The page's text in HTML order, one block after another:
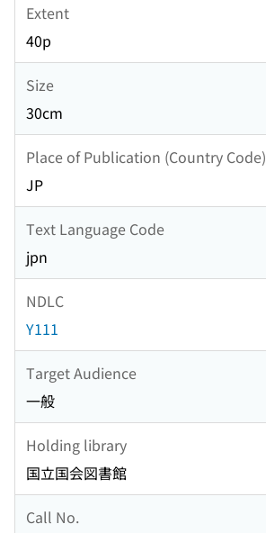
Extent
40p
Size
30cm
Place of Publication (Country Code)
JP
Text Language Code
jpn
NDLC
Y111
Target Audience
一般
Holding library
国立国会図書館
Call No.